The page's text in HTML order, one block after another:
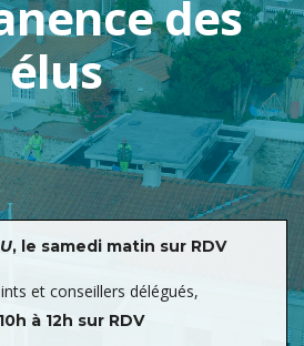
des
élus
, le samedi matin sur RDV
et conseillers délégués,
à 12h sur RDV